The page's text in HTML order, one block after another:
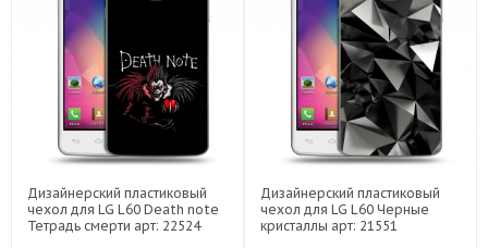
Дизайнерский пластиковый
чехол для LG L60 Death note
Тетрадь смерти арт: 22524
Дизайнерский пластиковый
чехол для LG L60 Черные
кристаллы арт: 21551